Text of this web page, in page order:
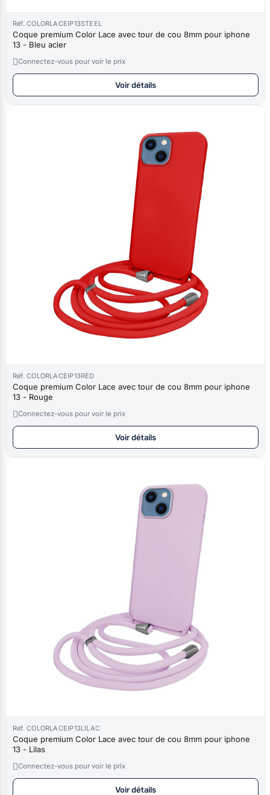
Réf. COLORLACEIP13STEEL
Coque premium Color Lace avec tour de cou 8mm pour iphone
13 - Bleu acier
Connectez-vous pour voir le prix
Voir détails
Réf. COLORLACEIP13RED
Coque premium Color Lace avec tour de cou 8mm pour iphone
13 - Rouge
Connectez-vous pour voir le prix
Voir détails
Réf. COLORLACEIP13LILAC
Coque premium Color Lace avec tour de cou 8mm pour iphone
13 - Lilas
Connectez-vous pour voir le prix
Voir détails